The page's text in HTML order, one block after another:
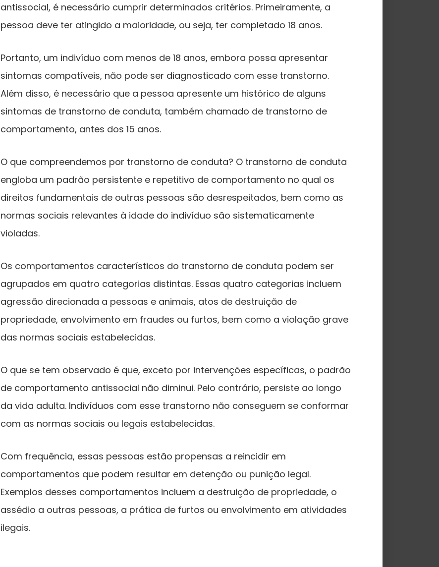
antissocial, é necessário cumprir determinados critérios. Primeiramente, a
pessoa deve ter atingido a maioridade, ou seja, ter completado 18 anos.
Portanto, um indivíduo com menos de 18 anos, embora possa apresentar
sintomas compatíveis, não pode ser diagnosticado com esse transtorno.
Além disso, é necessário que a pessoa apresente um histórico de alguns
sintomas de transtorno de conduta, também chamado de transtorno de
comportamento, antes dos 15 anos.
O que compreendemos por transtorno de conduta? O transtorno de conduta
engloba um padrão persistente e repetitivo de comportamento no qual os
direitos fundamentais de outras pessoas são desrespeitados, bem como as
normas sociais relevantes à idade do indivíduo são sistematicamente
violadas.
Os comportamentos característicos do transtorno de conduta podem ser
agrupados em quatro categorias distintas. Essas quatro categorias incluem
agressão direcionada a pessoas e animais, atos de destruição de
propriedade, envolvimento em fraudes ou furtos, bem como a violação grave
das normas sociais estabelecidas.
O que se tem observado é que, exceto por intervenções específicas, o padrão
de comportamento antissocial não diminui. Pelo contrário, persiste ao longo
da vida adulta. Indivíduos com esse transtorno não conseguem se conformar
com as normas sociais ou legais estabelecidas.
Com frequência, essas pessoas estão propensas a reincidir em
comportamentos que podem resultar em detenção ou punição legal.
Exemplos desses comportamentos incluem a destruição de propriedade, o
assédio a outras pessoas, a prática de furtos ou envolvimento em atividades
ilegais.